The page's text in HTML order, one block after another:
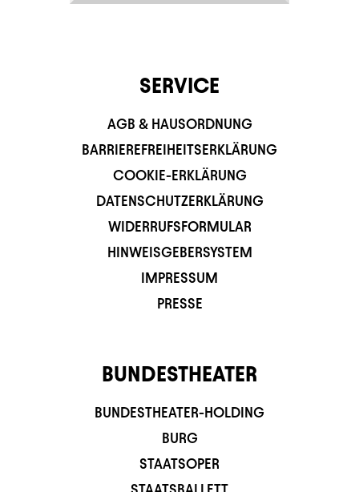
SERVICE
AGB & HAUSORDNUNG
BARRIEREFREIHEITSERKLÄRUNG
COOKIE-ERKLÄRUNG
DATENSCHUTZERKLÄRUNG
WIDERRUFSFORMULAR
HINWEISGEBERSYSTEM
IMPRESSUM
PRESSE
BUNDESTHEATER
BUNDESTHEATER-HOLDING
BURG
STAATSOPER